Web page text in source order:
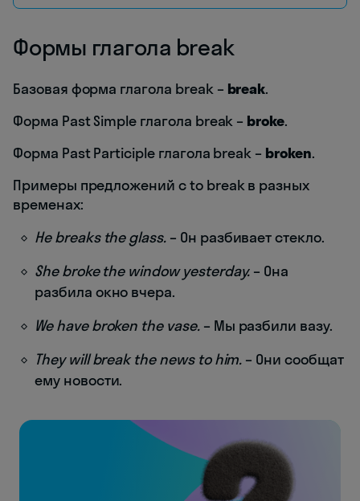
Формы глагола break
Базовая форма глагола break – break.
Форма Past Simple глагола break – broke.
Форма Past Participle глагола break – broken.
Примеры предложений с to break в разных
временах:
He breaks the glass. – Он разбивает стекло.
She broke the window yesterday. – Она
разбила окно вчера.
We have broken the vase.– Мы разбили вазу.
They will break the news to him. – Они сообщат
ему новости.